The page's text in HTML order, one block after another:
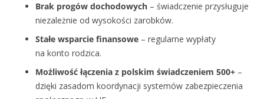
Brak progów dochodowych – świadczenie przysługuje
niezależnie od wysokości zarobków.
Stałe wsparcie finansowe – regularne wypłaty
na konto rodzica.
Możliwość łączenia z polskim świadczeniem 500+ –
dzięki zasadom koordynacji systemów zabezpieczenia